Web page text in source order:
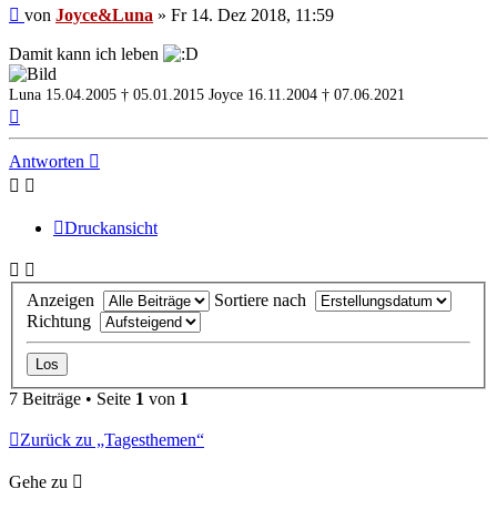
Beitrag
von Joyce&Luna » Fr 14. Dez 2018, 11:59
Damit kann ich leben
Luna 15.04.2005 † 05.01.2015 Joyce 16.11.2004 † 07.06.2021
Antworten
Druckansicht
Anzeigen
Sortiere nach
Richtung
7 Beiträge • Seite 1 von 1
Zurück zu „Tagesthemen“
Gehe zu